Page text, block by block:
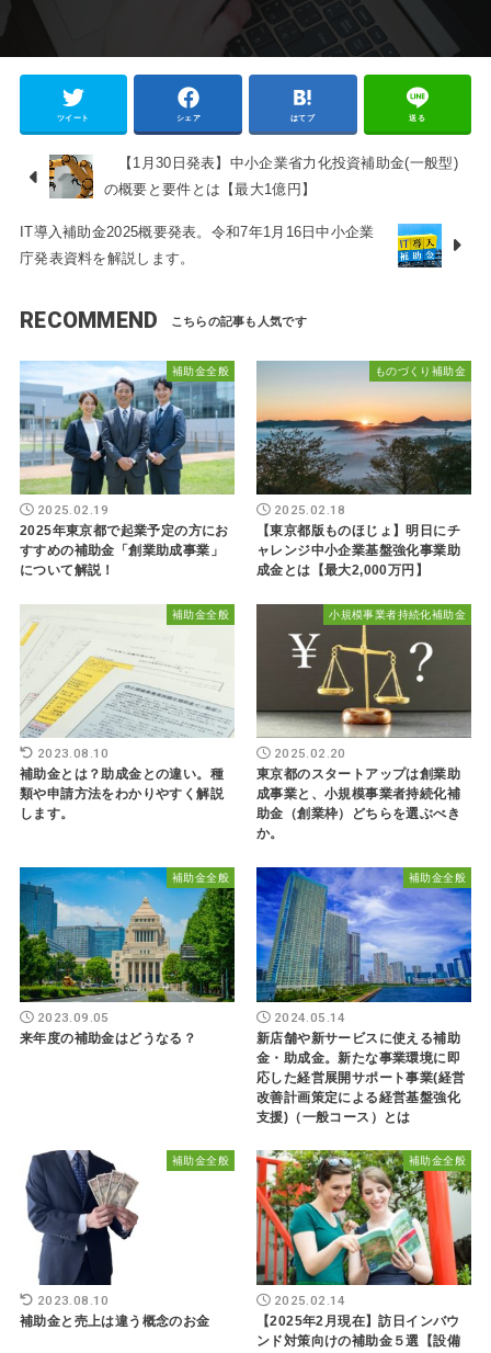
ツイート シェア はてブ 送る
【1月30日発表】中小企業省力化投資補助金(一般型)
の概要と要件とは【最大1億円】
IT導入補助金2025概要発表。令和7年1月16日中小企業
庁発表資料を解説します。
RECOMMEND
補助金全般
2025.02.19
2025年東京都で起業予定の方にお
すすめの補助金「創業助成事業」
について解説！
ものづくり補助金
2025.02.18
【東京都版ものほじょ】明日にチ
ャレンジ中小企業基盤強化事業助
成金とは【最大2,000万円】
補助金全般
2023.08.10
補助金とは？助成金との違い。種
類や申請方法をわかりやすく解説
します。
小規模事業者持続化補助金
2025.02.20
東京都のスタートアップは創業助
成事業と、小規模事業者持続化補
助金（創業枠）どちらを選ぶべき
か。
補助金全般
2023.09.05
来年度の補助金はどうなる？
補助金全般
2024.05.14
新店舗や新サービスに使える補助
金・助成金。新たな事業環境に即
応した経営展開サポート事業(経営
改善計画策定による経営基盤強化
支援)（一般コース）とは
補助金全般
2023.08.10
補助金と売上は違う概念のお金
補助金全般
2025.02.14
【2025年2月現在】訪日インバウ
ンド対策向けの補助金５選【設備